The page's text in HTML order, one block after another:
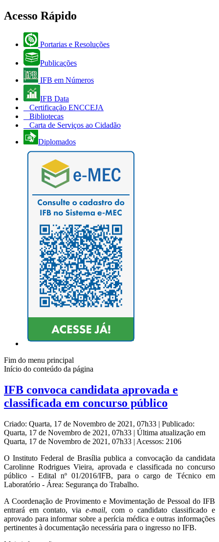
Acesso Rápido
Portarias e Resoluções
Publicações
IFB em Números
IFB Data
Certificação ENCCEJA
Bibliotecas
Carta de Serviços ao Cidadão
Diplomados
Fim do menu principal
Início do conteúdo da página
IFB convoca candidata aprovada e
classificada em concurso público
Criado: Quarta, 17 de Novembro de 2021, 07h33 | Publicado:
Quarta, 17 de Novembro de 2021, 07h33 | Última atualização em
Quarta, 17 de Novembro de 2021, 07h33 | Acessos: 2106
O Instituto Federal de Brasília publica a convocação da candidata
Carolinne Rodrigues Vieira, aprovada e classificada no concurso
público - Edital nº 01/2016/IFB, para o cargo de Técnico em
Laboratório - Área: Segurança do Trabalho.
A Coordenação de Provimento e Movimentação de Pessoal do IFB
entrará em contato, via e-mail, com o candidato classificado e
aprovado para informar sobre a perícia médica e outras informações
pertinentes à documentação necessária para o ingresso no IFB.